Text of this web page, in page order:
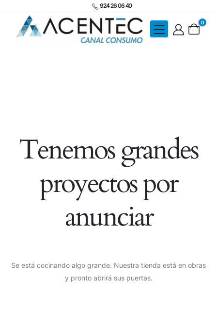
924 26 06 40
0
Tenemos grandes
proyectos por
anunciar
Se está cocinando algo grande. Nuestra tienda está en obras
y pronto abrirá sus puertas.